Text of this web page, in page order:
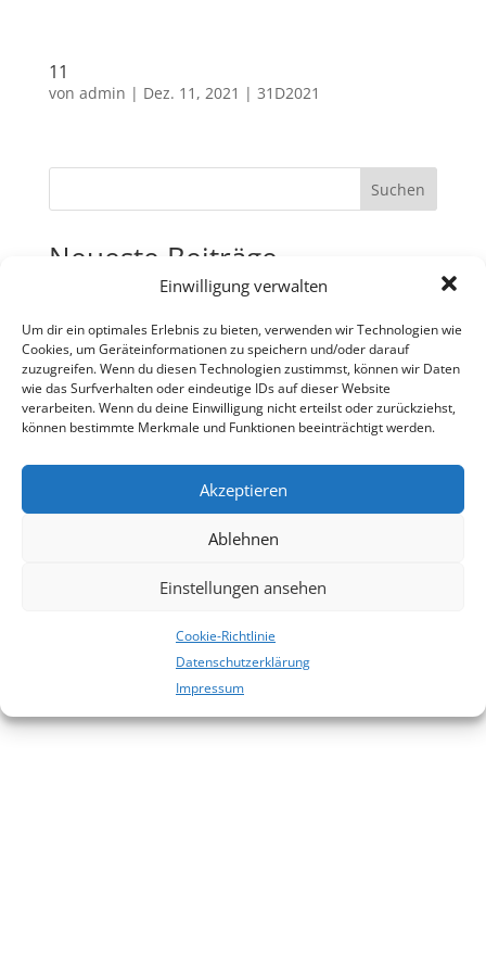
Einwilligung verwalten
Um dir ein optimales Erlebnis zu bieten, verwenden wir Technologien wie
Cookies, um Geräteinformationen zu speichern und/oder darauf
zuzugreifen. Wenn du diesen Technologien zustimmst, können wir Daten
wie das Surfverhalten oder eindeutige IDs auf dieser Website
verarbeiten. Wenn du deine Einwilligung nicht erteilst oder zurückziehst,
können bestimmte Merkmale und Funktionen beeinträchtigt werden.
Akzeptieren
Ablehnen
Einstellungen ansehen
Cookie-Richtlinie
Datenschutzerklärung
Impressum
11
von admin | Dez. 11, 2021 | 31D2021
Suchen
Neueste Beiträge
30
29
28
27
Neueste Kommentare